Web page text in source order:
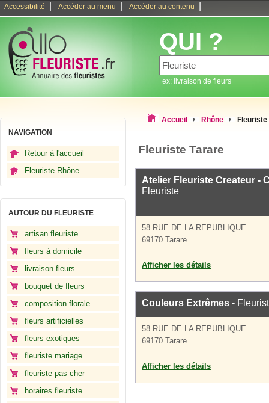
Accessibilité Accéder au menu Accéder au contenu
QUI ?
ex: livraison de fleurs
NAVIGATION
Retour à l'accueil
Fleuriste Rhône
AUTOUR DU FLEURISTE
artisan fleuriste
fleurs à domicile
livraison fleurs
bouquet de fleurs
composition florale
fleurs artificielles
fleurs exotiques
fleuriste mariage
fleuriste pas cher
horaires fleuriste
Accueil Rhône Fleuriste
Fleuriste Tarare
Atelier Fleuriste Createur -
Fleuriste
58 RUE DE LA REPUBLIQUE
69170 Tarare
Afficher les détails
Couleurs Extrêmes -
58 RUE DE LA REPUBLIQUE
69170 Tarare
Afficher les détails